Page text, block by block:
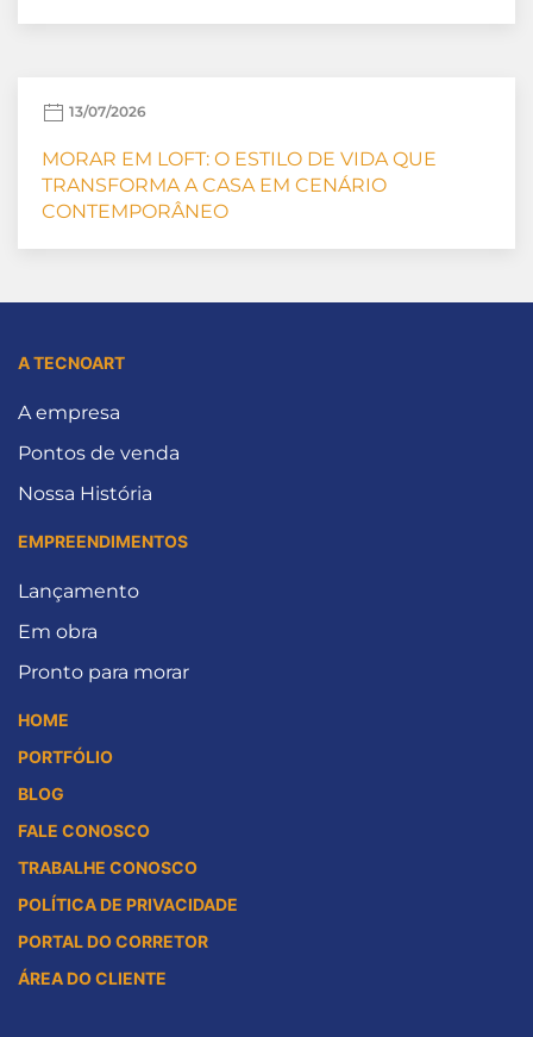
13/07/2026
MORAR EM LOFT: O ESTILO DE VIDA QUE
TRANSFORMA A CASA EM CENÁRIO
CONTEMPORÂNEO
A TECNOART
A empresa
Pontos de venda
Nossa História
EMPREENDIMENTOS
Lançamento
Em obra
Pronto para morar
HOME
PORTFÓLIO
BLOG
FALE CONOSCO
TRABALHE CONOSCO
POLÍTICA DE PRIVACIDADE
PORTAL DO CORRETOR
ÁREA DO CLIENTE